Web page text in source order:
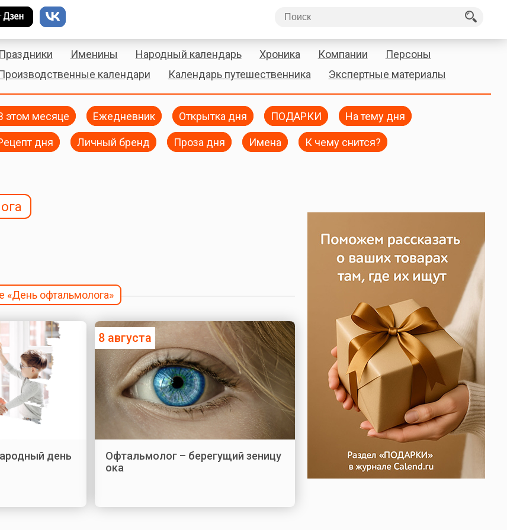
Праздники Именины Народный календарь Хроника Компании
Персоны
календари Календарь путешественника Экспертные материалы
этом месяце Ежедневник Открытка дня ПОДАРКИ На тему дня
дня Личный бренд Проза дня Имена К чему снится?
«День офтальмолога»
день
8 августа
Офтальмолог – берегущий зеницу
ока